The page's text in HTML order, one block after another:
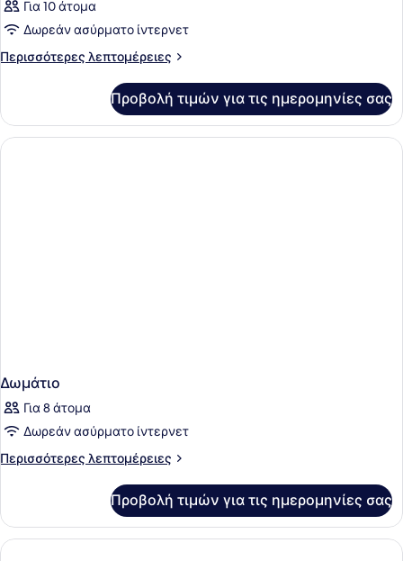
Για 10 άτομα
Δωρεάν ασύρματο ίντερνετ
Περισσότερες λεπτομέρειες
Περισσότερες
Προβολή τιμών για τις ημερομηνίες σας
Δωμάτιο
Για 8 άτομα
Δωρεάν ασύρματο ίντερνετ
Περισσότερες λεπτομέρειες
Περισσότερες
Προβολή τιμών για τις ημερομηνίες σας